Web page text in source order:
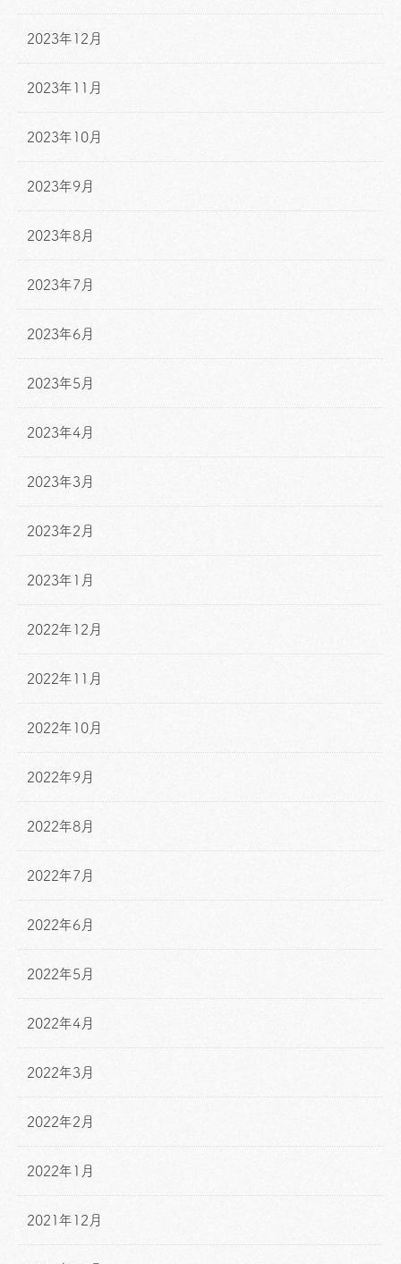
2023年12月
2023年11月
2023年10月
2023年9月
2023年8月
2023年7月
2023年6月
2023年5月
2023年4月
2023年3月
2023年2月
2023年1月
2022年12月
2022年11月
2022年10月
2022年9月
2022年8月
2022年7月
2022年6月
2022年5月
2022年4月
2022年3月
2022年2月
2022年1月
2021年12月